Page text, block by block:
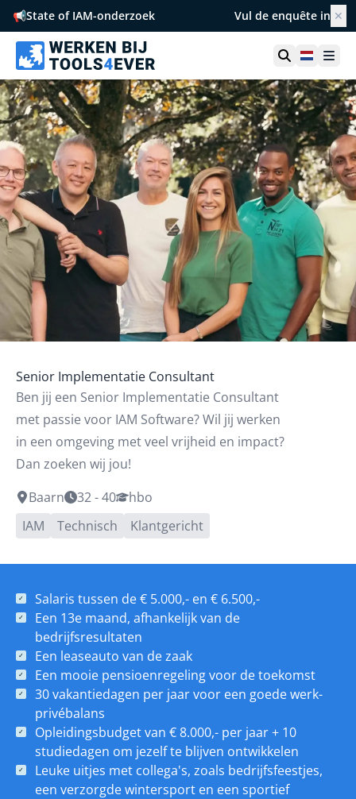
📢State of IAM-onderzoek Vul de enquête in ✕
Senior Implementatie Consultant
Ben jij een Senior Implementatie Consultant
met passie voor IAM Software? Wil jij werken
in een omgeving met veel vrijheid en impact?
Dan zoeken wij jou!
Baarn
32 - 40
hbo
IAM
Technisch Klantgericht
Salaris tussen de € 5.000,- en € 6.500,-
Een 13e maand, afhankelijk van de
bedrijfsresultaten
Een leaseauto van de zaak
Een mooie pensioenregeling voor de toekomst
30 vakantiedagen per jaar voor een goede werk-
privébalans
Opleidingsbudget van € 8.000,- per jaar + 10
studiedagen om jezelf te blijven ontwikkelen
Leuke uitjes met collega's, zoals bedrijfsfeestjes,
een verzorgde wintersport en een sportief